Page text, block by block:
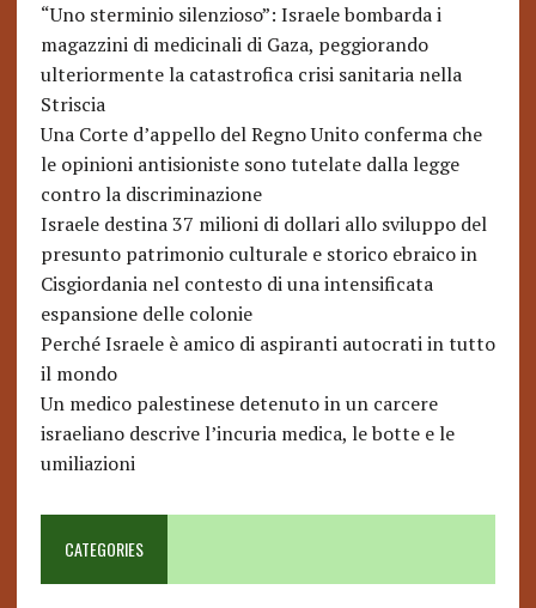
“Uno sterminio silenzioso”: Israele bombarda i
magazzini di medicinali di Gaza, peggiorando
ulteriormente la catastrofica crisi sanitaria nella
Striscia
Una Corte d’appello del Regno Unito conferma che
le opinioni antisioniste sono tutelate dalla legge
contro la discriminazione
Israele destina 37 milioni di dollari allo sviluppo del
presunto patrimonio culturale e storico ebraico in
Cisgiordania nel contesto di una intensificata
espansione delle colonie
Perché Israele è amico di aspiranti autocrati in tutto
il mondo
Un medico palestinese detenuto in un carcere
israeliano descrive l’incuria medica, le botte e le
umiliazioni
CATEGORIES